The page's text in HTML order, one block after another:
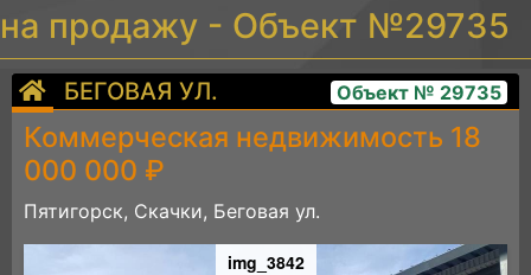
на продажу - Объект №29735
БЕГОВАЯ УЛ. Объект № 29735
Коммерческая недвижимость 18
000 000 ₽
Пятигорск, Скачки, Беговая ул.
img_3842